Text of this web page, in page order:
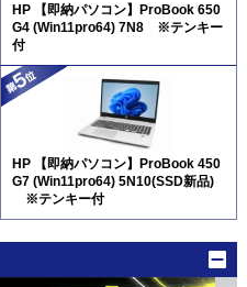
HP 【即納パソコン】ProBook 650
G4 (Win11pro64) 7N8 ※テンキー
付
HP 【即納パソコン】ProBook 450
G7 (Win11pro64) 5N10(SSD新品)
※テンキー付